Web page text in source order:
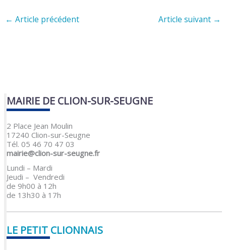
← Article précédent Article suivant →
MAIRIE DE CLION-SUR-SEUGNE
2 Place Jean Moulin
17240 Clion-sur-Seugne
Tél. 05 46 70 47 03
mairie@clion-sur-seugne.fr
Lundi – Mardi
Jeudi – Vendredi
de 9h00 à 12h
de 13h30 à 17h
LE PETIT CLIONNAIS